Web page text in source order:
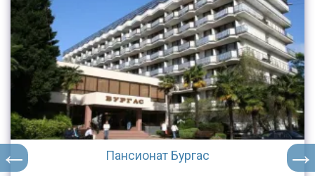
Пансионат Бургас